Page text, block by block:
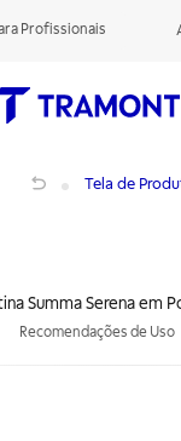
Profissionais
Tela de
Summa Serena em
Recomendações de Uso